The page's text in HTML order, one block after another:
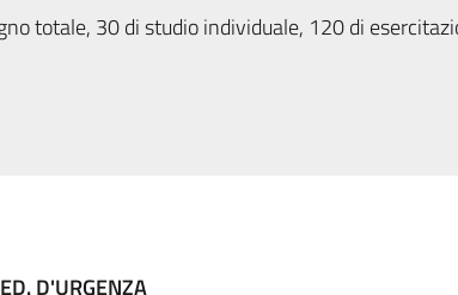
totale, 30 di studio individuale, 120 di
D'URGENZA